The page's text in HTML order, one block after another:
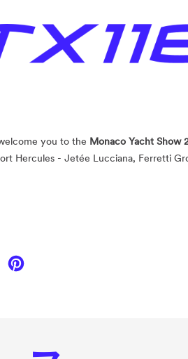
you to the Monaco Yacht Show
Hercules - Jetée Lucciana, Ferretti
Telegram